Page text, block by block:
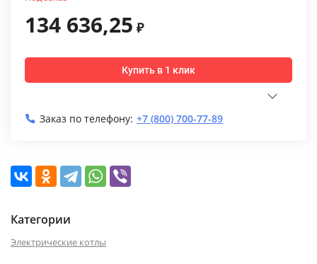
134 636,25 ₽
Купить в 1 клик
Заказ по телефону: +7 (800) 700-77-89
Категории
Электрические котлы